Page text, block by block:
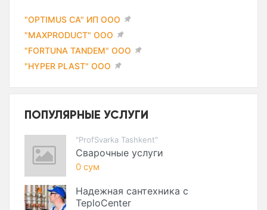
"OPTIMUS CA" ИП ООО
"MAXPRODUCT" ООО
"FORTUNA TANDEM" ООО
"HYPER PLAST" ООО
ПОПУЛЯРНЫЕ УСЛУГИ
"ProfSvarka Tashkent"
Сварочные услуги
0 сум
Надежная сантехника с
TeploCenter